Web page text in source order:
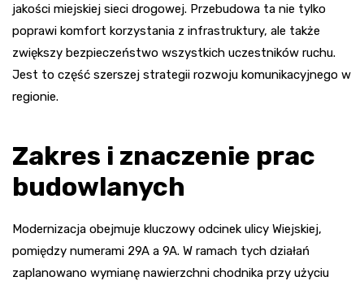
jakości miejskiej sieci drogowej. Przebudowa ta nie tylko
poprawi komfort korzystania z infrastruktury, ale także
zwiększy bezpieczeństwo wszystkich uczestników ruchu.
Jest to część szerszej strategii rozwoju komunikacyjnego w
regionie.
Zakres i znaczenie prac
budowlanych
Modernizacja obejmuje kluczowy odcinek ulicy Wiejskiej,
pomiędzy numerami 29A a 9A. W ramach tych działań
zaplanowano wymianę nawierzchni chodnika przy użyciu